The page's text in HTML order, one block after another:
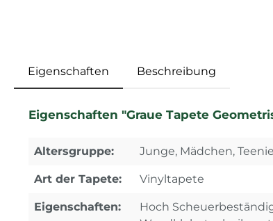
Eigenschaften Beschreibung
Eigenschaften "Graue Tapete
Altersgruppe: Junge, Mädchen, Teenie
Art der Tapete: Vinyltapete
Eigenschaften:
Hoch